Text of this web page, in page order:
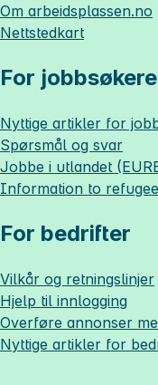
Om arbeidsplassen.no
Nettstedkart
For jobbsøkere
Nyttige artikler for
Spørsmål og svar
Jobbe i utlandet
Information to
For bedrifter
Vilkår og retningslinjer
Hjelp til innlogging
Overføre annonser
Nyttige artikler for